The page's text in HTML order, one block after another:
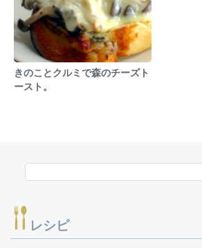
きのことクルミで森のチーズト
ースト。
レシピ